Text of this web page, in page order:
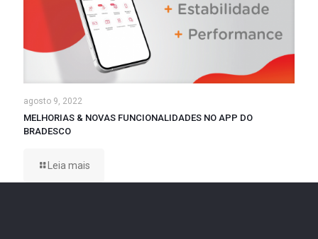
agosto 9, 2022
MELHORIAS & NOVAS FUNCIONALIDADES NO APP DO
BRADESCO
Leia mais